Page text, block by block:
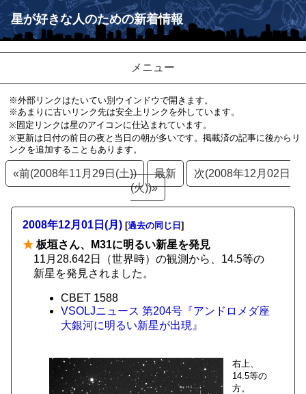
星が好きな人のための新着情報
メニュー
※外部リンクはたいてい別ウインドウで開きます。
※あまりに古いリンク先は安全上リンクを外しています。
※固定リンクは星のアイコンに仕込まれています。
※更新は日付の前日の夜と当日の朝が多いです。掲載済の記事に後からリ
ンクを追加することもあります。
«前(2008年11月29日(土)) 最新
次(2008年12月02日
(火))»
2008年12月01日(月) [過去の同じ日 ]
★ 板垣さん、M31に明るい新星を発見
11月28.642日（世界時）の観測から、14.5等の
新星を発見されました。
CBET 1588
VSOLJニュース 第204号『アンドロメダ座
大銀河に明るい新星が出現』
右上、
14.5等の
方。